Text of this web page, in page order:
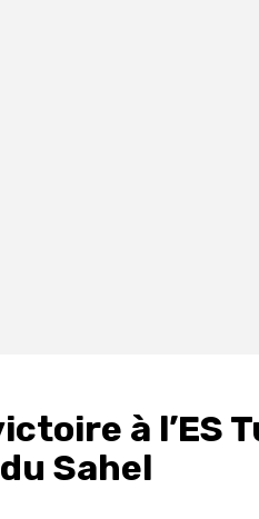
à l’ES
Sahel